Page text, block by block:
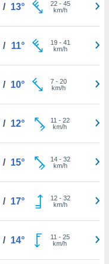
/ 13° 22- 45
km/h
/ 11° 19- 41
km/h
/ 10° 7- 20
km/h
/ 12° 11 - 22
km/h
/ 15° 14- 32
km/h
/ 17° 12- 32
km/h
/ 14° 11 - 25
km/h